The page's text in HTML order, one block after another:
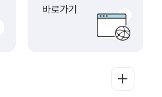
바로가기